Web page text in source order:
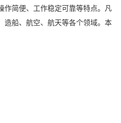
作简便、工作稳定可靠等特点。凡
造船、航空、航天等各个领域。本